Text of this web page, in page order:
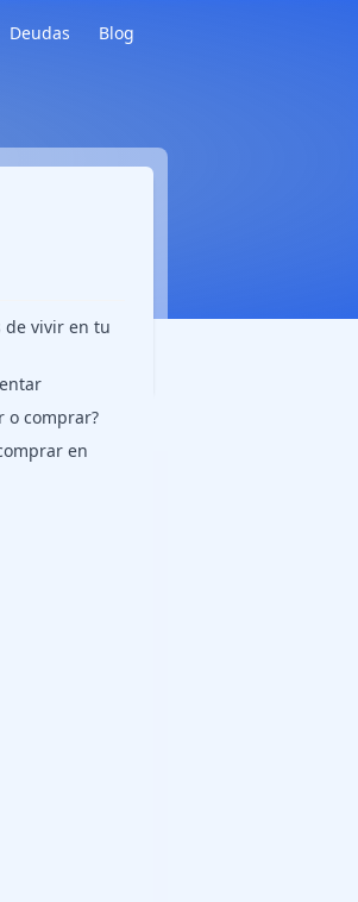
Deudas Blog
de vivir en tu
o comprar?
en